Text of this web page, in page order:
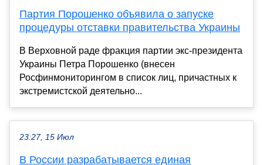
Партия Порошенко объявила о запуске
процедуры отставки правительства Украины
В Верховной раде фракция партии экс-президента
Украины Петра Порошенко (внесен
Росфинмониторингом в список лиц, причастных к
экстремистской деятельно...
23:27, 15 Июл
В России разрабатывается единая